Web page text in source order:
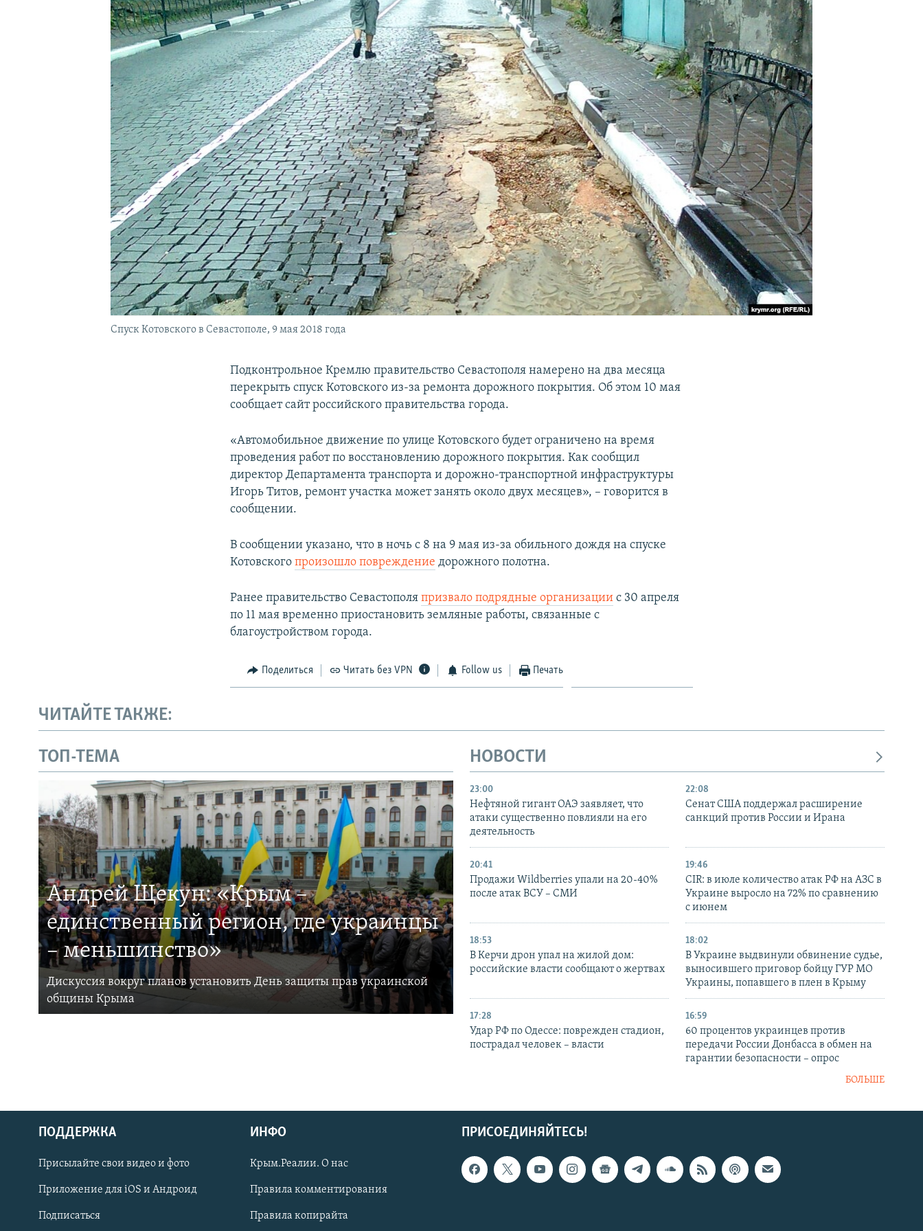
КРЫМ.НЕПОКОРЕННЫЙ
УКРАИНСКАЯ ПРОБЛЕМА КРЫМА
Українською
Qırımtatar
ПРИСОЕДИНЯЙТЕСЬ!
Спуск Котовского в Севастополе, 9 мая 2018 года
Подконтрольное Кремлю правительство Севастополя намерено на два месяца
перекрыть спуск Котовского из-за ремонта дорожного покрытия. Об этом 10 мая
сообщает сайт российского правительства города.
«Автомобильное движение по улице Котовского будет ограничено на время
проведения работ по восстановлению дорожного покрытия. Как сообщил
директор Департамента транспорта и дорожно-транспортной инфраструктуры
Игорь Титов, ремонт участка может занять около двух месяцев», – говорится в
сообщении.
В сообщении указано, что в ночь с 8 на 9 мая из-за обильного дождя на спуске
Котовскогопроизошло повреждение дорожного полотна.
Ранее правительство Севастополяпризвало подрядные организации с 30 апреля
по 11 мая временно приостановить земляные работы, связанные с
благоустройством города.
Поделиться Читать без VPN Follow us Печать
ЧИТАЙТЕ ТАКЖЕ:
ТОП-ТЕМА
Андрей Щекун: «Крым –
единственный регион, где украинцы
– меньшинство»
Дискуссия вокруг планов установить День защиты прав украинской
общины Крыма
НОВОСТИ
23:00
Нефтяной гигант ОАЭ заявляет, что
атаки существенно повлияли на его
деятельность
22:08
Сенат США поддержал расширение
санкций против России и Ирана
20:41
Продажи Wildberries упали на 20-40%
после атак ВСУ – СМИ
19:46
CIR: в июле количество атак РФ на АЗС в
Украине выросло на 72% по сравнению
с июнем
18:53
В Керчи дрон упал на жилой дом:
российские власти сообщают о жертвах
18:02
В Украине выдвинули обвинение судье,
выносившего приговор бойцу ГУР МО
Украины, попавшего в плен в Крыму
17:28
Удар РФ по Одессе: поврежден стадион,
пострадал человек – власти
16:59
60 процентов украинцев против
передачи России Донбасса в обмен на
гарантии безопасности – опрос
БОЛЬШЕ
ПРИСОЕДИНЯЙТЕСЬ!
ПОДДЕРЖКА
Присылайте свои видео и фото
Приложение для iOS и Андроид
Подписаться
ИНФО
Крым.Реалии. О нас
Правила комментирования
Правила копирайта